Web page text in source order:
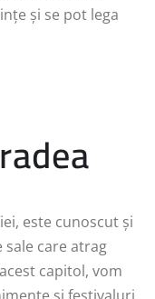
și se pot lega
este cunoscut și
care atrag
capitol, vom